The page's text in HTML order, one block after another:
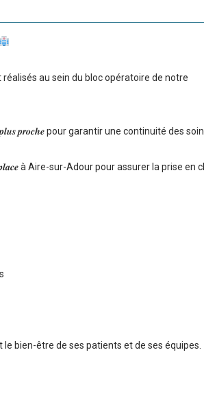
au sein du bloc opératoire de notre
𝒍𝒆 𝒑𝒍𝒖𝒔 𝒑𝒓𝒐𝒄𝒉𝒆 pour garantir une continuité des
𝒑𝒍𝒂𝒄𝒆 à Aire-sur-Adour pour assurer la prise en
bien-être de ses patients et de ses équipes.